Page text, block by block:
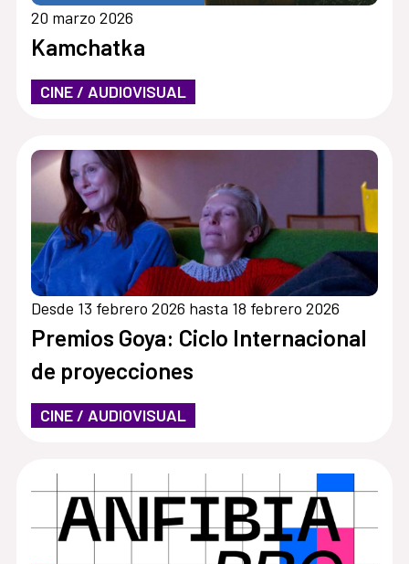
20 marzo 2026
Kamchatka
CINE / AUDIOVISUAL
Desde 13 febrero 2026 hasta 18 febrero 2026
Premios Goya: Ciclo Internacional
de proyecciones
CINE / AUDIOVISUAL